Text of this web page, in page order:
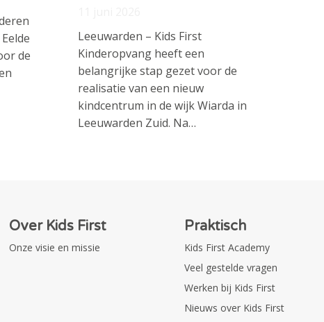
de
Leeuwarden – Kids First
Kinderopvang heeft een
belangrijke stap gezet voor de
realisatie van een nieuw
kindcentrum in de wijk Wiarda in
Leeuwarden Zuid. Na…
Over Kids First
Onze visie en missie
Praktisch
Kids First Academy
Veel gestelde vragen
Werken bij Kids First
Nieuws over Kids First